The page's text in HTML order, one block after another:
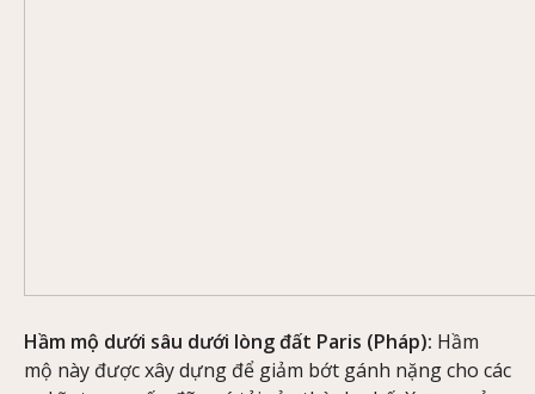
Hầm mộ dưới sâu dưới lòng đất Paris (Pháp): Hầm
mộ này được xây dựng để giảm bớt gánh nặng cho các